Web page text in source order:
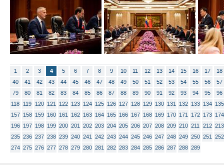
1 2 3 4 5 6 7 8 9 10 11 12 13 14 15 16 17
18
40
41 42 43 44 45 46 47 48 49 50 51 52 53 54 55 56
57
79
80 81 82 83 84 85 86 87 88 89 90 91 92 93 94 95
96
118
119 120 121 122 123 124 125 126 127 128 129 130 131 132 133 134
135
157
158 159 160 161 162 163 164 165 166 167 168 169 170 171 172 173
174
196
197 198 199 200 201 202 203 204 205 206 207 208 209 210 211 212 213
235 236 237 238 239 240 241 242 243 244 245 246 247 248 249 250 251
252
274 275 276 277 278 279 280 281 282 283 284 285 286 287 288 289